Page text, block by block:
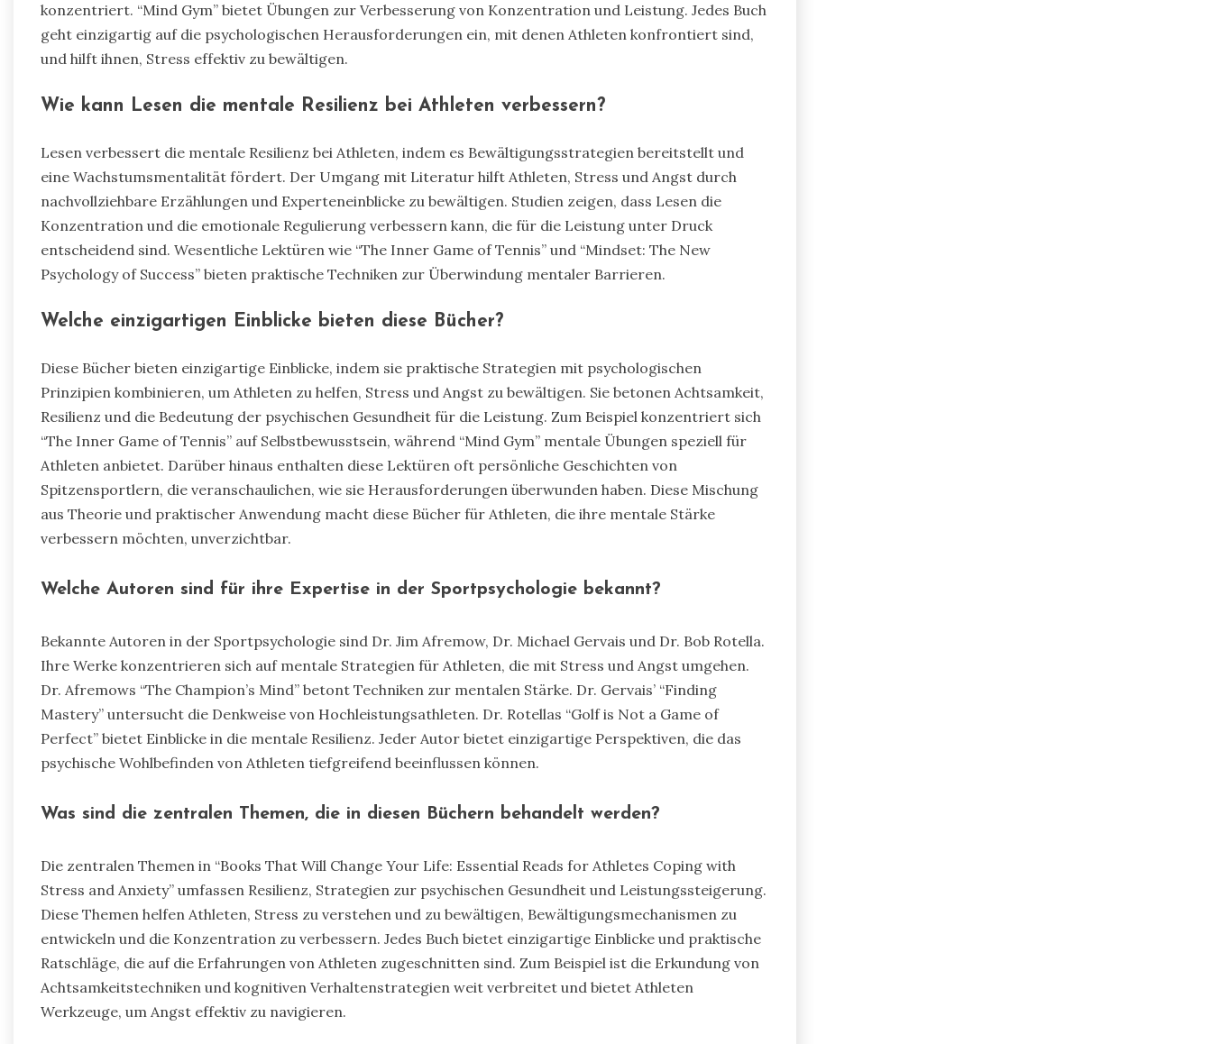
konzentriert. “Mind Gym” bietet Übungen zur Verbesserung von Konzentration und Leistung. Jedes Buch
geht einzigartig auf die psychologischen Herausforderungen ein, mit denen Athleten konfrontiert sind,
und hilft ihnen, Stress effektiv zu bewältigen.
Wie kann Lesen die mentale Resilienz bei Athleten verbessern?
Lesen verbessert die mentale Resilienz bei Athleten, indem es Bewältigungsstrategien bereitstellt und
eine Wachstumsmentalität fördert. Der Umgang mit Literatur hilft Athleten, Stress und Angst durch
nachvollziehbare Erzählungen und Experteneinblicke zu bewältigen. Studien zeigen, dass Lesen die
Konzentration und die emotionale Regulierung verbessern kann, die für die Leistung unter Druck
entscheidend sind. Wesentliche Lektüren wie “The Inner Game of Tennis” und “Mindset: The New
Psychology of Success” bieten praktische Techniken zur Überwindung mentaler Barrieren.
Welche einzigartigen Einblicke bieten diese Bücher?
Diese Bücher bieten einzigartige Einblicke, indem sie praktische Strategien mit psychologischen
Prinzipien kombinieren, um Athleten zu helfen, Stress und Angst zu bewältigen. Sie betonen Achtsamkeit,
Resilienz und die Bedeutung der psychischen Gesundheit für die Leistung. Zum Beispiel konzentriert sich
“The Inner Game of Tennis” auf Selbstbewusstsein, während “Mind Gym” mentale Übungen speziell für
Athleten anbietet. Darüber hinaus enthalten diese Lektüren oft persönliche Geschichten von
Spitzensportlern, die veranschaulichen, wie sie Herausforderungen überwunden haben. Diese Mischung
aus Theorie und praktischer Anwendung macht diese Bücher für Athleten, die ihre mentale Stärke
verbessern möchten, unverzichtbar.
Welche Autoren sind für ihre Expertise in der Sportpsychologie bekannt?
Bekannte Autoren in der Sportpsychologie sind Dr. Jim Afremow, Dr. Michael Gervais und Dr. Bob Rotella.
Ihre Werke konzentrieren sich auf mentale Strategien für Athleten, die mit Stress und Angst umgehen.
Dr. Afremows “The Champion’s Mind” betont Techniken zur mentalen Stärke. Dr. Gervais’ “Finding
Mastery” untersucht die Denkweise von Hochleistungsathleten. Dr. Rotellas “Golf is Not a Game of
Perfect” bietet Einblicke in die mentale Resilienz. Jeder Autor bietet einzigartige Perspektiven, die das
psychische Wohlbefinden von Athleten tiefgreifend beeinflussen können.
Was sind die zentralen Themen, die in diesen Büchern behandelt werden?
Die zentralen Themen in “Books That Will Change Your Life: Essential Reads for Athletes Coping with
Stress and Anxiety” umfassen Resilienz, Strategien zur psychischen Gesundheit und Leistungssteigerung.
Diese Themen helfen Athleten, Stress zu verstehen und zu bewältigen, Bewältigungsmechanismen zu
entwickeln und die Konzentration zu verbessern. Jedes Buch bietet einzigartige Einblicke und praktische
Ratschläge, die auf die Erfahrungen von Athleten zugeschnitten sind. Zum Beispiel ist die Erkundung von
Achtsamkeitstechniken und kognitiven Verhaltenstrategien weit verbreitet und bietet Athleten
Werkzeuge, um Angst effektiv zu navigieren.